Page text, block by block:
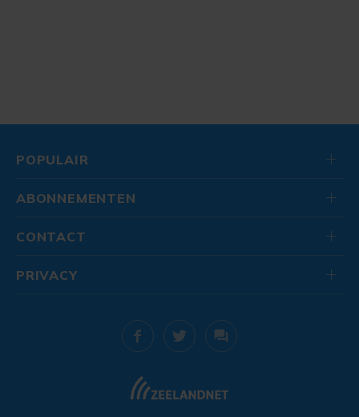
POPULAIR
ABONNEMENTEN
CONTACT
PRIVACY